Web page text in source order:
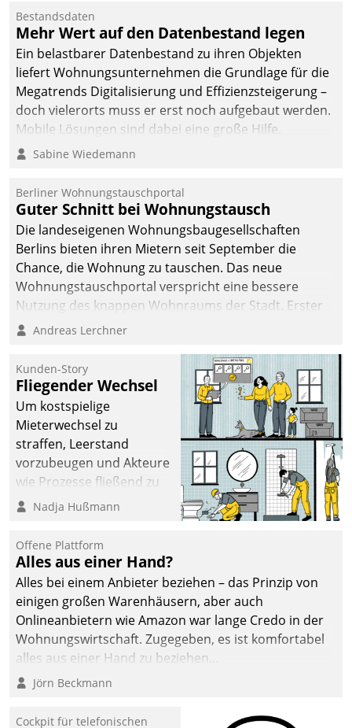
Ressort Kapitalanlage für
künftige Aufgaben und
Herausforderungen
gerüstet.
Bestandsdaten
Mehr Wert auf den Datenbestand legen
Ein belastbarer Datenbestand zu ihren Objekten
liefert Wohnungsunternehmen die Grundlage für die
Megatrends Digitalisierung und Effizienzsteigerung –
doch vielerorts muss er erst noch aufgebaut werden.
Mobile Lösungen sind dabei eine große Hilfe.
Sabine Wiedemann
Berliner Wohnungstauschportal
Guter Schnitt bei Wohnungstausch
Die landeseigenen Wohnungsbaugesellschaften
Berlins bieten ihren Mietern seit September die
Chance, die Wohnung zu tauschen. Das neue
Wohnungstauschportal verspricht eine bessere
Nutzung des knappen Wohnraums der Stadt. Erster
Anwendungsfall für Datatrains Lösung API-Hub mit
Unternehmen.
Andreas Lerchner
Kunden-Story
Fliegender Wechsel
Um kostspielige
Mieterwechsel zu
straffen, Leerstand
vorzubeugen und Akteure
wie Prozesse fließend zu
vernetzen, nutzt die
Jahresbeginn eine
Überblick, Einsicht und
Eingriff bietende Lösung.
Zur Entwicklung setzte
man auf
Cloudtechnologie,
bewährte und Startup-
agile Projektmethoden.
Nadja Hußmann
Offene Plattform
Alles aus einer Hand?
Alles bei einem Anbieter beziehen – das Prinzip von
einigen großen Warenhäusern, aber auch
Onlineanbietern wie Amazon war lange Credo in der
Wohnungswirtschaft. Zugegeben, es ist komfortabel
alles aus einer Hand zu beziehen...
Jörn Beckmann
Cockpit für telefonischen